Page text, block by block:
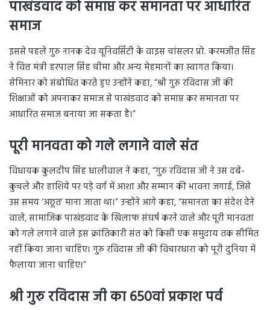
पाखंडवाद को समाप्त कर समानता पर आधारित
समाज
इससे पहले गुरु नानक देव यूनिवर्सिटी के वाइस चांसलर प्रो. करमजीत सिंह
ने वित्त मंत्री हरपाल सिंह चीमा और अन्य मेहमानों का स्वागत किया।
सेमिनार को संबोधित करते हुए उन्होंने कहा, “श्री गुरु रविदास जी की
शिक्षाओं को अपनाकर समाज से पाखंडवाद को समाप्त कर समानता पर
आधारित समाज बनाया जा सकता है।”
पूरी मानवता को गले लगाने वाले संत
विधायक कुलदीप सिंह धालीवाल ने कहा, “गुरु रविदास जी ने उस दबे-
कुचले और हाशिये पर पड़े वर्ग में आशा और सम्मान की भावना जगाई, जिसे
उस समय ‘अछूत’ माना जाता था।” उन्होंने आगे कहा, “समानता का संदेश देने
वाले, सामाजिक पाखंडवाद के खिलाफ संघर्ष करने वाले और पूरी मानवता
को गले लगाने वाले इस क्रांतिकारी संत को किसी एक समुदाय तक सीमित
नहीं किया जाना चाहिए। गुरु रविदास जी की विचारधारा को पूरी दुनिया में
फैलाया जाना चाहिए।”
श्री गुरु रविदास जी का 650वां प्रकाश पर्व